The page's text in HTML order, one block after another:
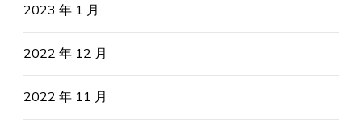
2023 年 1 月
2022 年 12 月
2022 年 11 月